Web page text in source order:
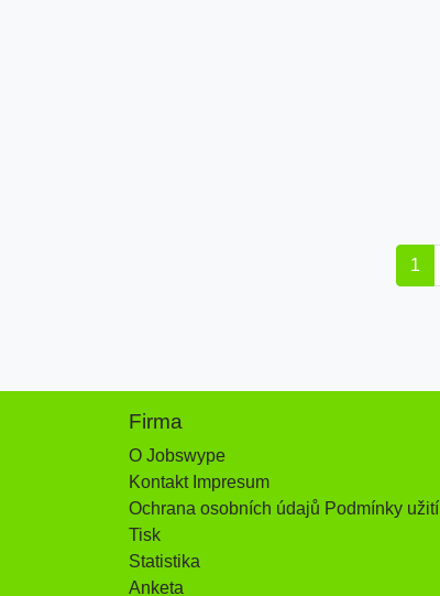
1
Firma
O Jobswype
Kontakt Impresum
Ochrana osobních údajů Podmínky užití
Tisk
Statistika
Anketa